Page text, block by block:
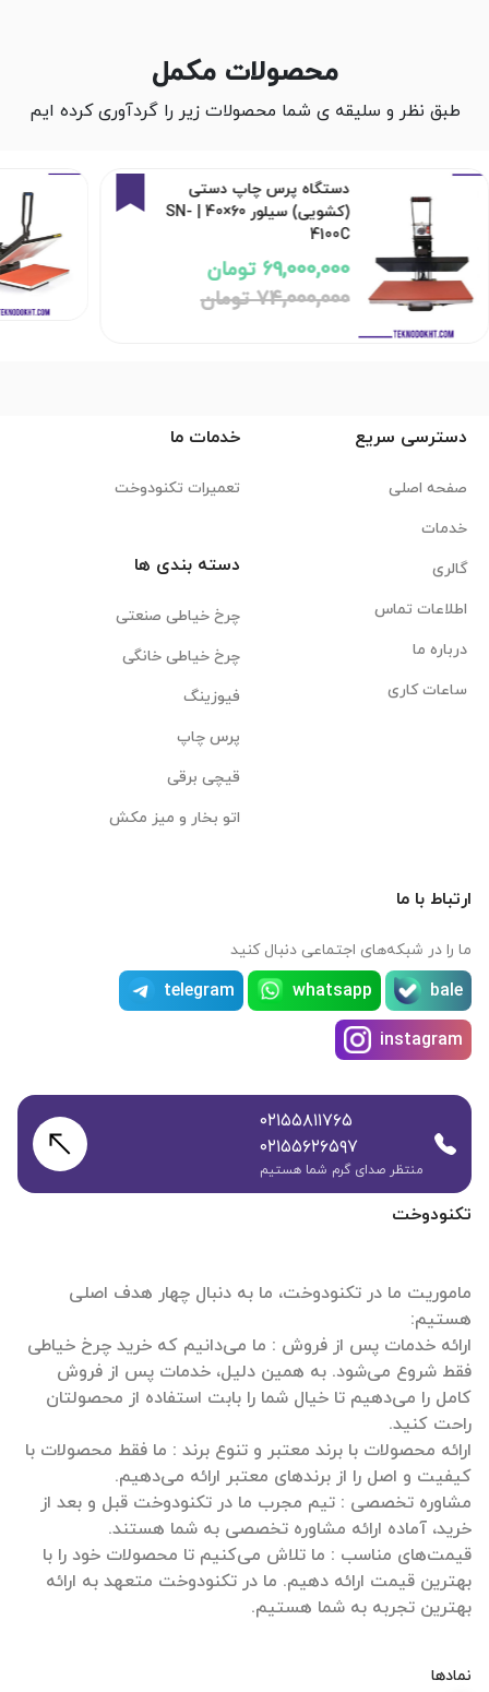
محصولات مکمل
طبق نظر و سلیقه ی شما محصولات زیر را گردآوری کرده ایم
دستگاه پرس چاپ دستی
(کشویی) سیلور 60×40 | SN-
4100C
69,000,000 تومان
74,000,000 تومان
تکنودوخت
ماموریت ما در تکنودوخت، ما به دنبال چهار هدف اصلی
ارائه خدمات پس از فروش : ما می‌دانیم که خرید چرخ خیاطی
فقط شروع می‌شود. به همین دلیل، خدمات پس از فروش
کامل را می‌دهیم تا خیال شما را بابت استفاده از محصولتان
ارائه محصولات با برند معتبر و تنوع برند : ما فقط محصولات با
مشاوره تخصصی : تیم مجرب ما در تکنودوخت قبل و بعد از
قیمت‌های مناسب : ما تلاش می‌کنیم تا محصولات خود را با
بهترین قیمت ارائه دهیم. ما در تکنودوخت متعهد به ارائه
بهترین تجربه به شما هستیم.
نمادها
دسترسی سریع
صفحه اصلی
خدمات
گالری
اطلاعات تماس
درباره ما
ساعات کاری
خدمات ما
تعمیرات تکنودوخت
دسته بندی ها
چرخ خیاطی صنعتی
چرخ خیاطی خانگی
فیوزینگ
پرس چاپ
قیچی برقی
اتو بخار و میز مکش
ارتباط با ما
ما را در شبکه‌های اجتماعی دنبال کنید
bale
whatsapp
telegram
instagram
۰۲۱۵۵۸۱۱۷۶۵
۰۲۱۵۵۶۲۶۵۹۷
منتظر صدای گرم شما هستیم